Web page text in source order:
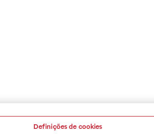
Definições de cookies